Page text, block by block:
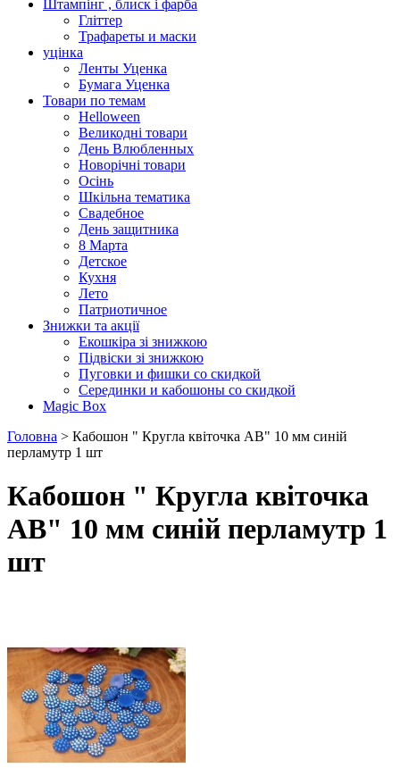
Штампінг , блиск і фарба
Гліттер
Трафареты и маски
уцінка
Ленты Уценка
Бумага Уценка
Товари по темам
Helloween
Великодні товари
День Влюбленных
Новорічні товари
Осінь
Шкільна тематика
Свадебное
День защитника
8 Марта
Детское
Кухня
Лето
Патриотичное
Знижки та акції
Екошкіра зі знижкою
Підвіски зі знижкою
Пуговки и фишки со скидкой
Серединки и кабошоны со скидкой
Magic Box
Головна > Кабошон " Кругла квіточка АВ" 10 мм синій
перламутр 1 шт
Кабошон " Кругла квіточка
АВ" 10 мм синій перламутр 1
шт